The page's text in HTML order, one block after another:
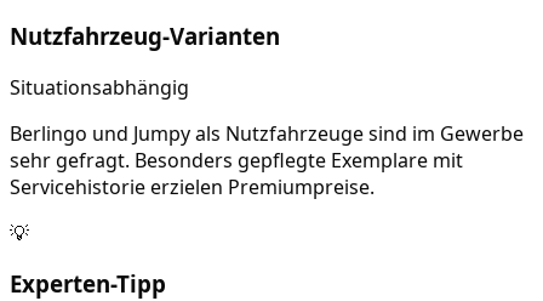
Nutzfahrzeug-Varianten
Situationsabhängig
Berlingo und Jumpy als Nutzfahrzeuge sind im Gewerbe
sehr gefragt. Besonders gepflegte Exemplare mit
Servicehistorie erzielen Premiumpreise.
💡
Experten-Tipp